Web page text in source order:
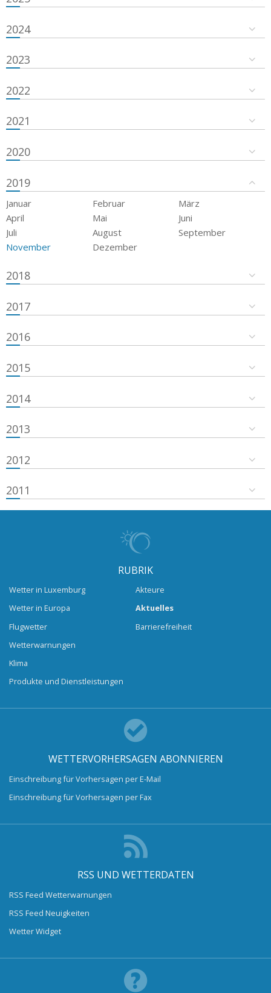
2024
2023
2022
2021
2020
2019
Januar Februar
März
April
Mai
Juni
Juli
August
September
November
Dezember
2018
2017
2016
2015
2014
2013
2012
2011
RUBRIK
Wetter in Luxemburg
Wetter in Europa
Flugwetter
Wetterwarnungen
Klima
Produkte und Dienstleistungen
Akteure
Aktuelles
Barrierefreiheit
WETTERVORHERSAGEN ABONNIEREN
Einschreibung für Vorhersagen per E-Mail
Einschreibung für Vorhersagen per Fax
RSS UND WETTERDATEN
RSS Feed Wetterwarnungen
RSS Feed Neuigkeiten
Wetter Widget